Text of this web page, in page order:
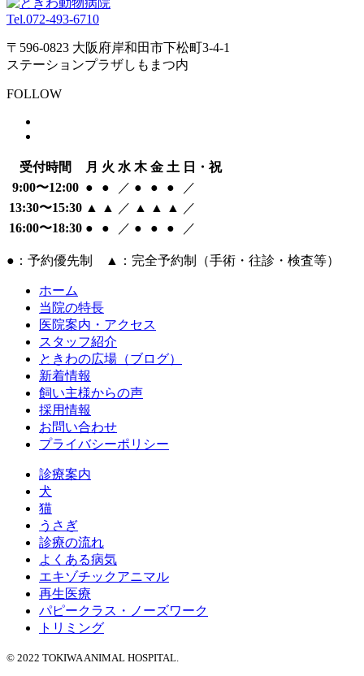
Tel.072-493-6710
〒596-0823 大阪府岸和田市下松町3-4-1
ステーションプラザしもまつ内
FOLLOW
受付時間 月 火 水 木 金 土 日・祝
9:00〜12:00 ● ● ／ ● ● ●
／
13:30〜15:30 ▲ ▲ ／ ▲ ▲ ▲
／
16:00〜18:30 ● ● ／ ● ● ● ／
●：予約優先制 ▲：完全予約制（手術・往診・検査等）
ホーム
当院の特長
医院案内・アクセス
スタッフ紹介
ときわの広場（ブログ）
新着情報
飼い主様からの声
採用情報
お問い合わせ
プライバシーポリシー
診療案内
犬
猫
うさぎ
診療の流れ
よくある病気
エキゾチックアニマル
再生医療
パピークラス・ノーズワーク
トリミング
© 2022 TOKIWA ANIMAL HOSPITAL.